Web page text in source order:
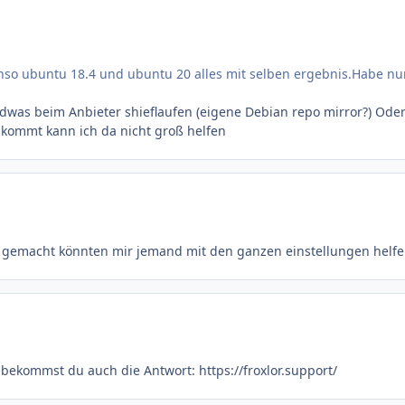
ubuntu 18.4 und ubuntu 20 alles mit selben ergebnis.Habe
beim Anbieter shieflaufen (eigene Debian repo mirror?)
kann ich da nicht groß helfen
könnten mir jemand mit den ganzen einstellungen
du auch die Antwort: https://froxlor.support/